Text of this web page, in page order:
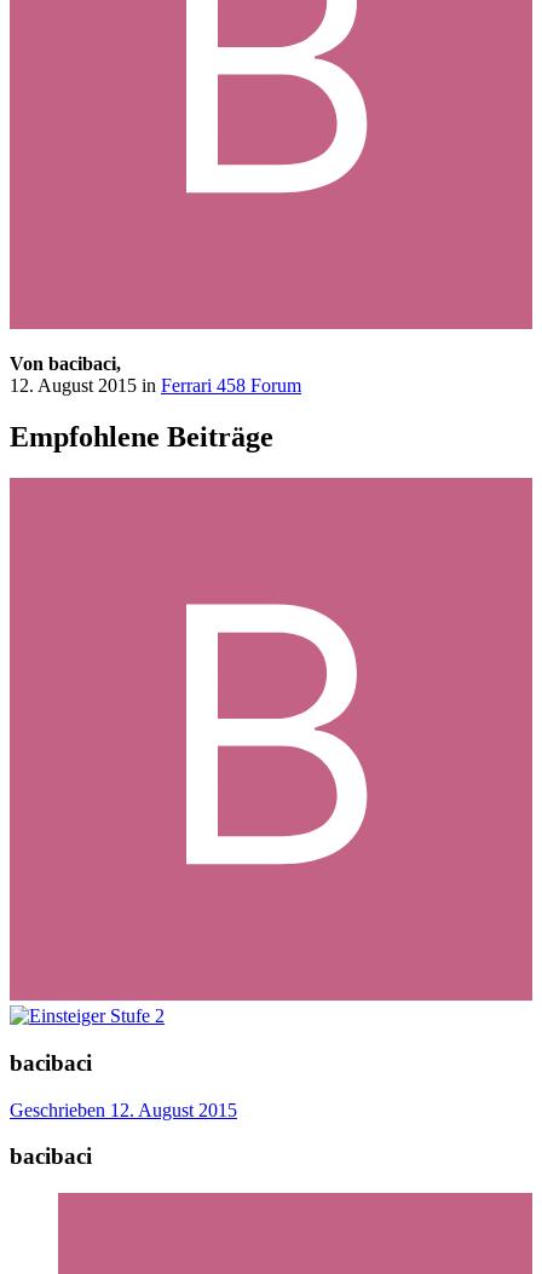
Von bacibaci,
12. August 2015 in Ferrari 458 Forum
Empfohlene Beiträge
bacibaci
Geschrieben 12. August 2015
bacibaci